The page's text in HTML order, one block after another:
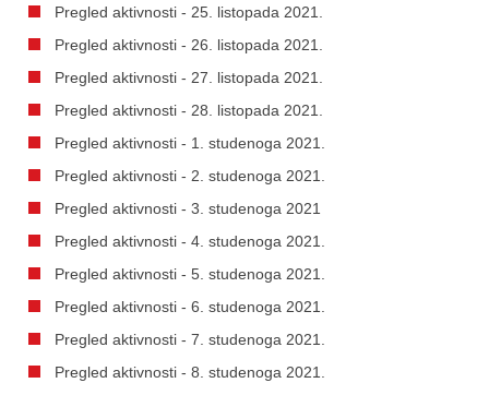
Pregled aktivnosti - 25. listopada 2021.
Pregled aktivnosti - 26. listopada 2021.
Pregled aktivnosti - 27. listopada 2021.
Pregled aktivnosti - 28. listopada 2021.
Pregled aktivnosti - 1. studenoga 2021.
Pregled aktivnosti - 2. studenoga 2021.
Pregled aktivnosti - 3. studenoga 2021
Pregled aktivnosti - 4. studenoga 2021.
Pregled aktivnosti - 5. studenoga 2021.
Pregled aktivnosti - 6. studenoga 2021.
Pregled aktivnosti - 7. studenoga 2021.
Pregled aktivnosti - 8. studenoga 2021.